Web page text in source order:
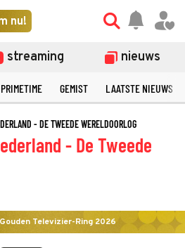
nu!
streaming nieuws
PRIMETIME GEMIST LAATSTE NIEUWS
- DE TWEEDE WERELDOORLOG
- De Tweede
Televizier-Ring 2026